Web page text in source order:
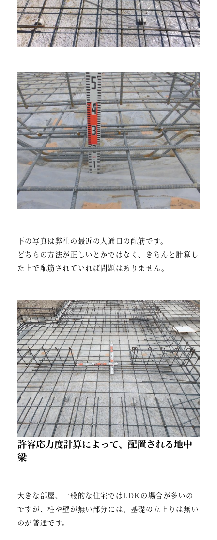
下の写真は弊社の最近の人通口の配筋です。
どちらの方法が正しいとかではなく、きちんと計算し
た上で配筋されていれば問題はありません。
許容応力度計算によって、配置される地中
梁
大きな部屋、一般的な住宅ではLDKの場合が多いの
ですが、柱や壁が無い部分には、基礎の立上りは無い
のが普通です。